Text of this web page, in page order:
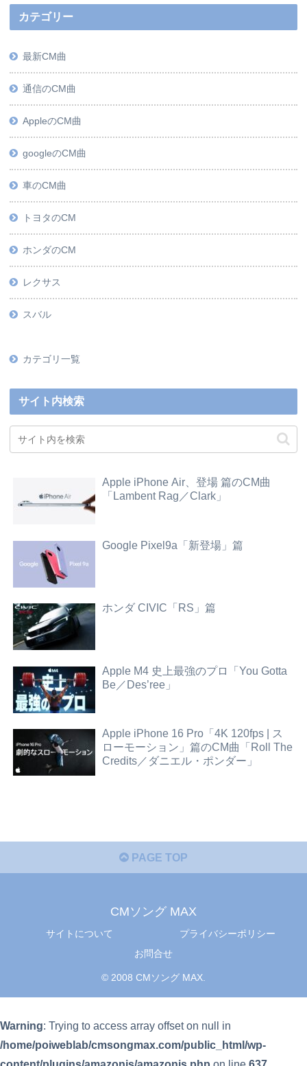
カテゴリー
最新CM曲
通信のCM曲
AppleのCM曲
googleのCM曲
車のCM曲
トヨタのCM
ホンダのCM
レクサス
スバル
カテゴリ一覧
サイト内検索
Apple iPhone Air、登場 篇のCM曲
「Lambent Rag／Clark」
Google Pixel9a「新登場」篇
ホンダ CIVIC「RS」篇
Apple M4 史上最強のプロ「You Gotta
Be／Des’ree」
Apple iPhone 16 Pro「4K 120fps | ス
ローモーション」篇のCM曲「Roll The
Credits／ダニエル・ポンダー」
PAGE TOP
CMソング MAX
サイトについて
プライバシーポリシー
お問合せ
© 2008 CMソング MAX.
Warning: Trying to access array offset on null in
/home/poiweblab/cmsongmax.com/public_html/wp-